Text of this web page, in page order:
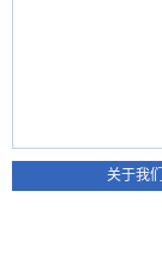
关于我们